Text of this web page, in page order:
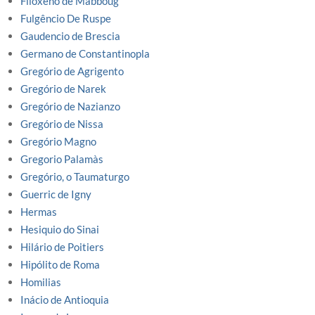
Fulgêncio De Ruspe
Gaudencio de Brescia
Germano de Constantinopla
Gregório de Agrigento
Gregório de Narek
Gregório de Nazianzo
Gregório de Nissa
Gregório Magno
Gregorio Palamàs
Gregório, o Taumaturgo
Guerric de Igny
Hermas
Hesiquio do Sinai
Hilário de Poitiers
Hipólito de Roma
Homilias
Inácio de Antioquia